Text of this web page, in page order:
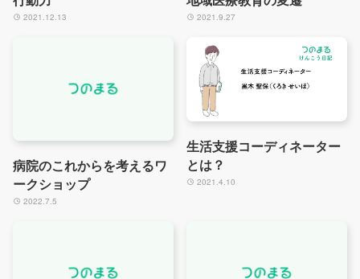
2021.12.13 2021.9.27
病院のこれからを考えるワ
ークショップ
2022.7.5
生活支援コーディネーター
とは？
2021.4.10